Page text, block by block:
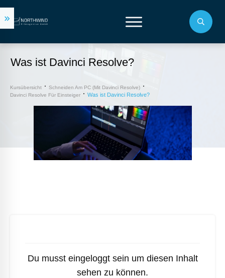
Was ist Davinci Resolve?
Kursübersicht
Schneiden Am PC (mit Davinci Resolve)
Davinci Resolve Für Einsteiger
Was ist Davinci Resolve?
Du musst eingeloggt sein um diesen Inhalt
sehen zu können.